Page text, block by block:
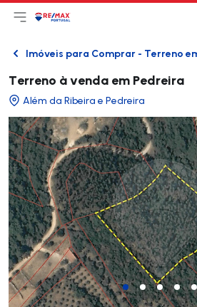
Abri menu principal
LogoIr para página inicial
VoltarImóveis para Comprar - Terreno
Terreno à venda em Pedreira
Além da Ribeira e Pedreira